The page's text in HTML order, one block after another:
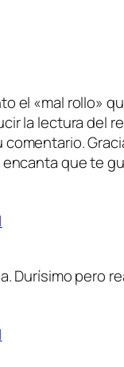
el «mal rollo»
la lectura del
encanta que te
Durísimo pero